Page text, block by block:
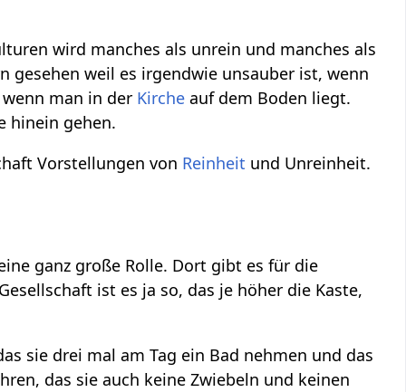
wird manches als unrein und manches als
gesehen weil es irgendwie unsauber ist, wenn
man in der Kirche auf dem Boden liegt.
hinein gehen.
Vorstellungen von Reinheit und Unreinheit.
ganz große Rolle. Dort gibt es für die
ist es ja so, das je höher die Kaste,
sie drei mal am Tag ein Bad nehmen und das
das sie auch keine Zwiebeln und keinen